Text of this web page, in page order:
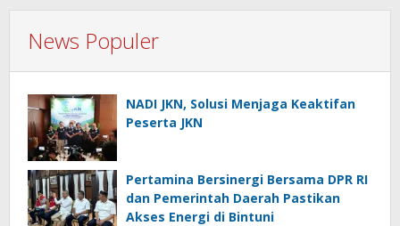
News Populer
NADI JKN, Solusi Menjaga Keaktifan
Peserta JKN
Pertamina Bersinergi Bersama DPR RI
dan Pemerintah Daerah Pastikan
Akses Energi di Bintuni